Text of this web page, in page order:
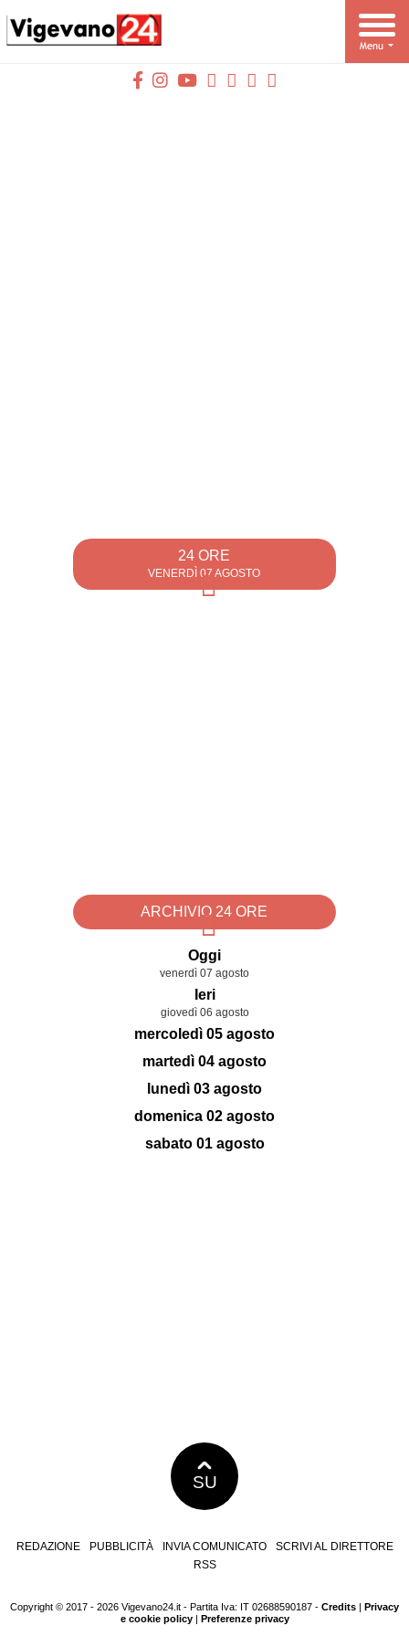
24 ORE
VENERDÌ 07 AGOSTO
ARCHIVIO 24 ORE
Oggi
venerdì 07 agosto
Ieri
giovedì 06 agosto
mercoledì 05 agosto
martedì 04 agosto
lunedì 03 agosto
domenica 02 agosto
sabato 01 agosto
SU
REDAZIONE PUBBLICITÀ INVIA COMUNICATO
SCRIVI AL DIRETTORE
RSS
Copyright © 2017 - 2026 Vigevano24.it - Partita Iva: IT 02688590187 - Credits | Privacy
e cookie policy| Preferenze privacy